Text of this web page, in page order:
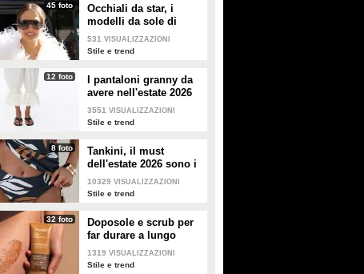
45 foto
Occhiali da star, i
modelli da sole di
tendenza per l'estate
2026
531 VISUALIZZAZIONI
Stile e trend
12 foto
I pantaloni granny da
avere nell'estate 2026
3551 VISUALIZZAZIONI
Stile e trend
8 foto
Tankini, il must
dell'estate 2026 sono i
costumi con la canotta
10329 VISUALIZZAZIONI
Stile e trend
32 foto
Doposole e scrub per
far durare a lungo
l'abbronzatura in estate
1319 VISUALIZZAZIONI
Stile e trend